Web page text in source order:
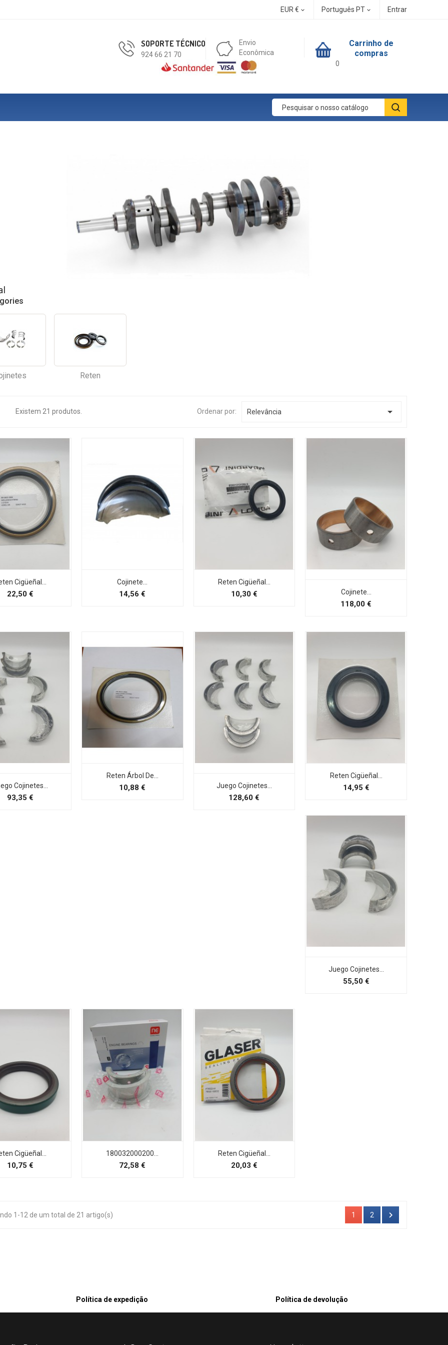
EUR €  Português PT  Entrar
Carrinho de
compras
0
SOPORTE TÉCNICO
924 66 21 70
Envio
Econômica
Reten
Existem 21 produtos. Ordenar por: Relevância 
Cigüeñal...
22,50 €
Cojinete...
14,56 €
Reten Cigüeñal...
10,30 €Preço Cojinete...
118,00 €
Cojinetes...
93,35 €
Reten Árbol De...
10,88 € Juego Cojinetes...
128,60 €
Reten Cigüeñal...
14,95 €Preço
Juego Cojinetes...
55,50 €Preço
Cigüeñal...
10,75 €
180032000200...
72,58 €
Reten Cigüeñal...
20,03 €Preço
1-12 de um total de 21 artigo(s) 1 2 
Política de expedição Política de devolução